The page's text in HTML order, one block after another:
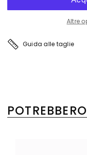
Altre
Guida alle taglie